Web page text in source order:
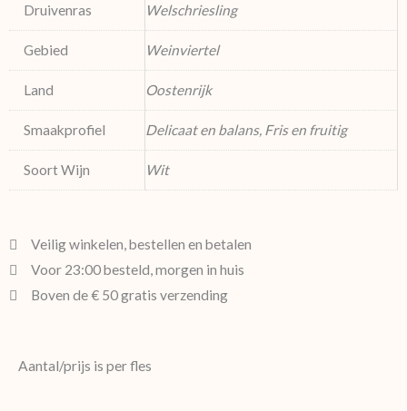
Druivenras Welschriesling
Gebied Weinviertel
Land Oostenrijk
Smaakprofiel Delicaat en balans, Fris en fruitig
Soort Wijn Wit
Veilig winkelen, bestellen en betalen
Voor 23:00 besteld, morgen in huis
Boven de € 50 gratis verzending
Aantal/prijs is per fles